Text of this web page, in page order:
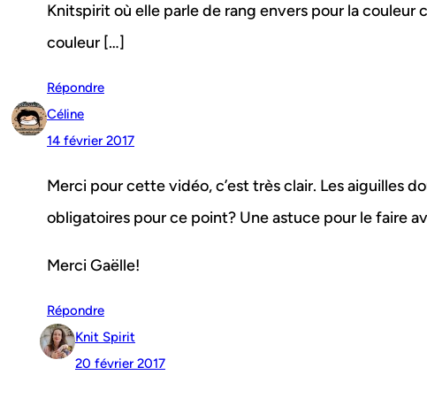
Knitspirit où elle parle de rang envers pour la couleur
couleur […]
Répondre
Céline
14 février 2017
Merci pour cette vidéo, c’est très clair. Les aiguilles
obligatoires pour ce point? Une astuce pour le faire
Merci Gaëlle!
Répondre
Knit Spirit
20 février 2017